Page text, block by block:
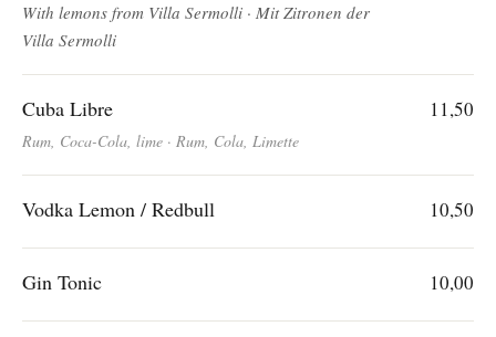
With lemons from Villa Sermolli · Mit Zitronen der
Villa Sermolli
Cuba Libre
Rum, Coca-Cola, lime · Rum, Cola, Limette
11,50
Vodka Lemon / Redbull 10,50
Gin Tonic 10,00